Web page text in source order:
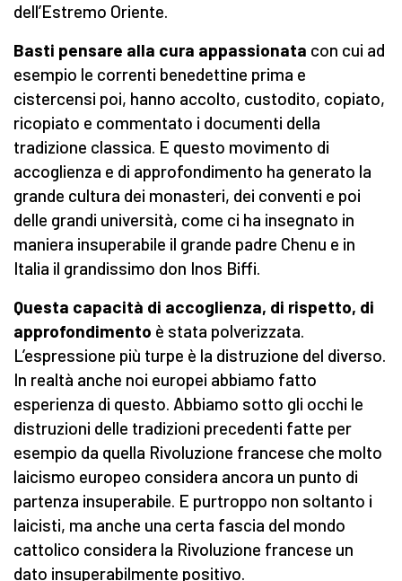
dell’Estremo Oriente.
Basti pensare alla cura appassionata con cui ad
esempio le correnti benedettine prima e
cistercensi poi, hanno accolto, custodito, copiato,
ricopiato e commentato i documenti della
tradizione classica. E questo movimento di
accoglienza e di approfondimento ha generato la
grande cultura dei monasteri, dei conventi e poi
delle grandi università, come ci ha insegnato in
maniera insuperabile il grande padre Chenu e in
Italia il grandissimo don Inos Biffi.
Questa capacità di accoglienza, di rispetto, di
approfondimento è stata polverizzata.
L’espressione più turpe è la distruzione del diverso.
In realtà anche noi europei abbiamo fatto
esperienza di questo. Abbiamo sotto gli occhi le
distruzioni delle tradizioni precedenti fatte per
esempio da quella Rivoluzione francese che molto
laicismo europeo considera ancora un punto di
partenza insuperabile. E purtroppo non soltanto i
laicisti, ma anche una certa fascia del mondo
cattolico considera la Rivoluzione francese un
dato insuperabilmente positivo.